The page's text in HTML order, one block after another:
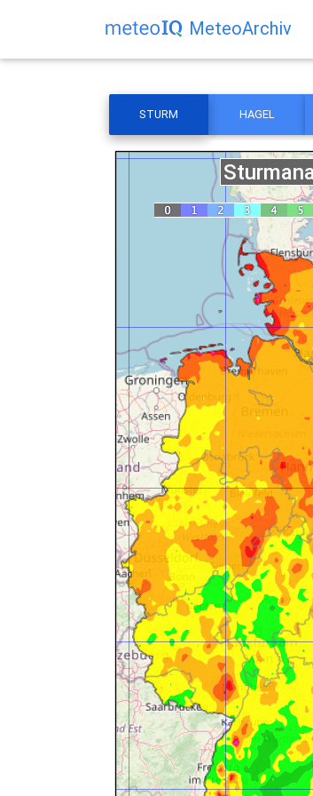
MeteoArchiv
STURM HAGEL